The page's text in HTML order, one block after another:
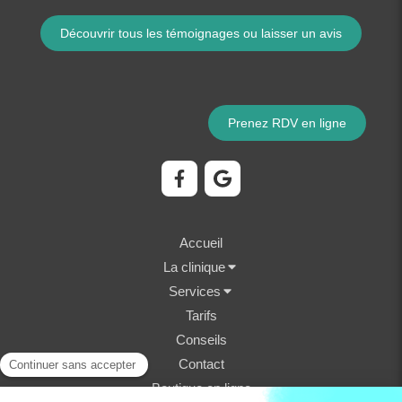
Découvrir tous les témoignages ou laisser un avis
Prenez RDV en ligne
Accueil
La clinique
Services
Tarifs
Conseils
Contact
Boutique en ligne